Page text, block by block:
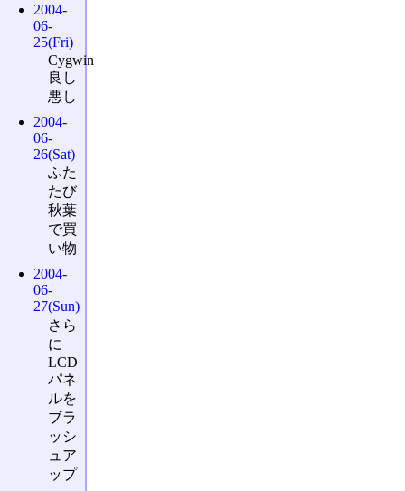
2004-
06-
25(Fri)
Cygwin
良し
悪し
2004-
06-
26(Sat)
ふた
たび
秋葉
で買
い物
2004-
06-
27(Sun)
さら
に
LCD
パネ
ルを
ブラ
ッシ
ュア
ップ